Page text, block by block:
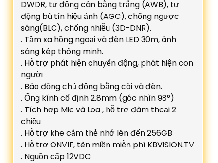
DWDR, tự động cân bằng trắng (AWB), tự
động bù tín hiệu ảnh (AGC), chống ngược
sáng(BLC), chống nhiễu (3D-DNR).
. Tầm xa hồng ngoại và đèn LED 30m, ánh
sáng kép thông minh.
. Hỗ trợ phát hiện chuyển động, phát hiện con
người
. Báo động chủ động bằng còi và đèn.
. Ống kính cố định 2.8mm (góc nhìn 98°)
. Tích hợp Mic và Loa , hỗ trợ đàm thoại 2
chiều
. Hỗ trợ khe cắm thẻ nhớ lên đến 256GB
. Hỗ trợ ONVIF, tên miền miễn phí KBVISION.TV
. Nguồn cấp 12VDC